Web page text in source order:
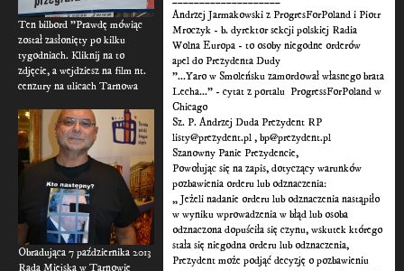
Ten bilbord "Prawdę mówiąc
został zasłonięty po kilku
tygodniach. Kliknij na to
zdjęcie, a wejdziesz na film nt.
cenzury na ulicach Tarnowa
Obradująca 7 października 2013
Rada Miejska w Tarnowie
Andrzej Jarmakowski z ProgresForPoland i Piotr
Mroczyk - b. dyrektor sekcji polskiej Radia
Wolna Europa - to osoby niegodne orderów
apel do Prezydenta Dudy
"...Yaro w Smoleńsku zamordował własnego brata
Lecha..." - cytat z portalu ProgressForPoland w
Chicago
Sz. P. Andrzej Duda Prezydent RP
listy@prezydent.pl , bp@prezydent.pl
Szanowny Panie Prezydencie,
Powołując się na zapis, dotyczący warunków
pozbawienia orderu lub odznaczenia:
„ Jeżeli nadanie orderu lub odznaczenia nastąpiło
w wyniku wprowadzenia w błąd lub osoba
odznaczona dopuściła się czynu, wskutek którego
stała się niegodna orderu lub odznaczenia,
Prezydent może podjąć decyzję o pozbawieniu